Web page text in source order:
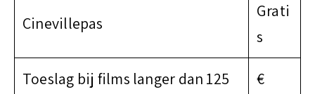
Cinevillepas
Grati
s
Toeslag bij films langer dan 125
€